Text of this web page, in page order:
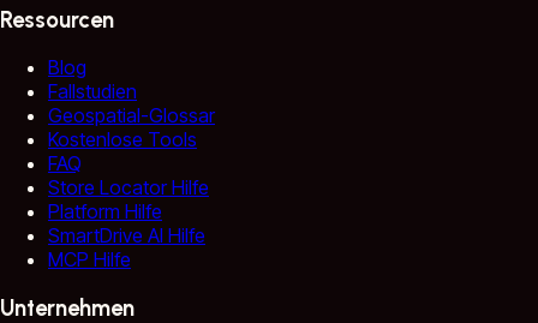
Ressourcen
Blog
Fallstudien
Geospatial-Glossar
Kostenlose Tools
FAQ
Store Locator Hilfe
Platform Hilfe
SmartDrive AI Hilfe
MCP Hilfe
Unternehmen